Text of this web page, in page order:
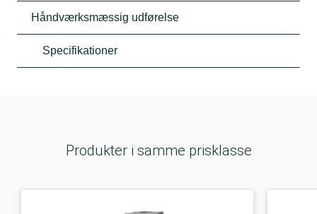
Håndværksmæssig udførelse
Specifikationer
Produkter i samme prisklasse